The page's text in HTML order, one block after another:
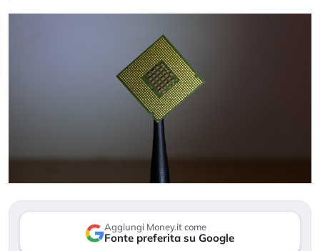
Aggiungi Money.it come
Fonte preferita su Google